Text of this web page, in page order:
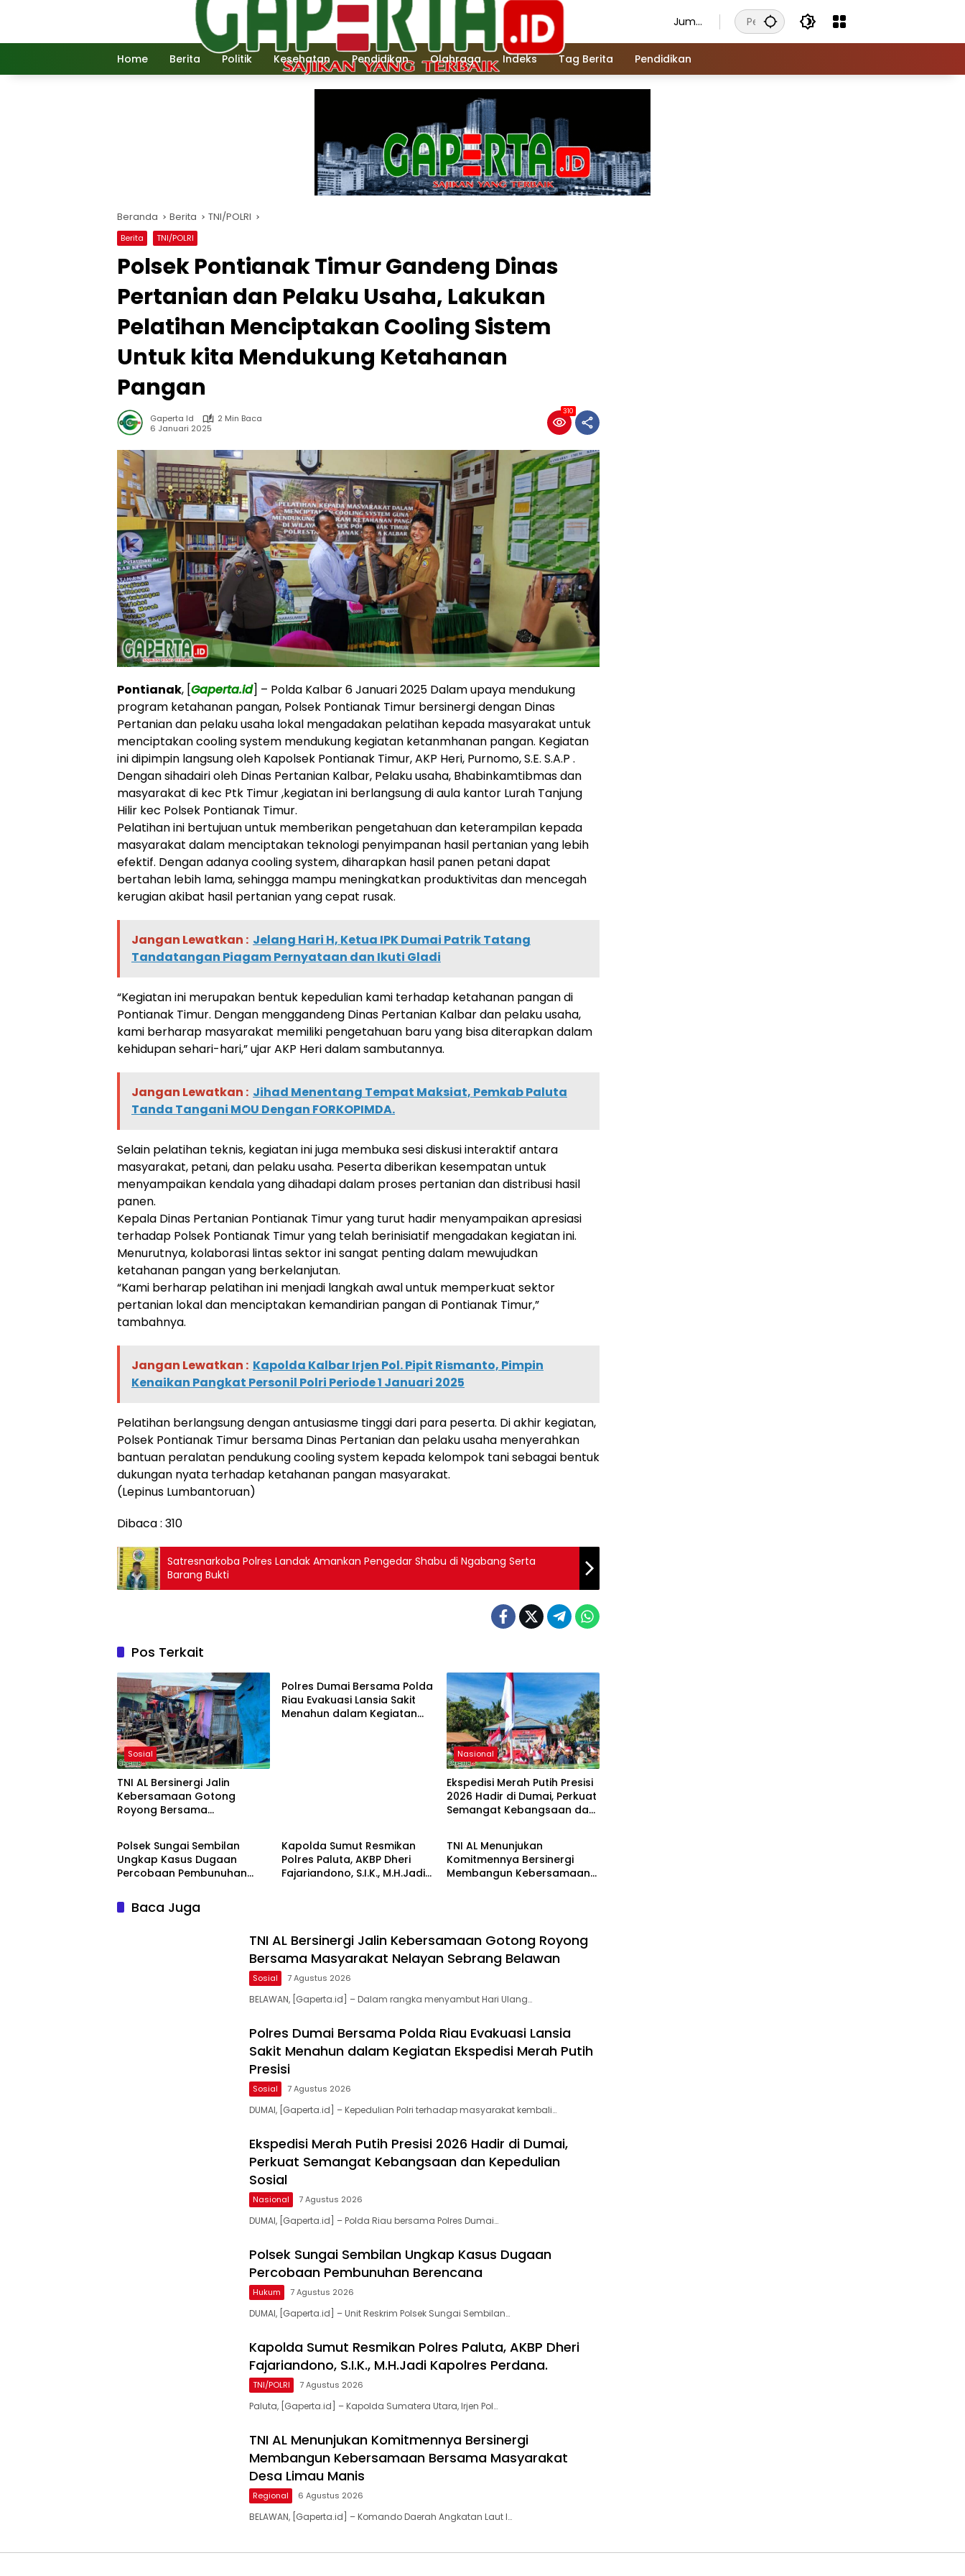
Juma
Agust
us
Home Berita Politik Kesehatan Pendidikan Olahraga Indeks Tag Berita Pendidikan
Beranda Berita TNI/POLRI
Berita TNI/POLRI
Polsek Pontianak Timur Gandeng Dinas
Pertanian dan Pelaku Usaha, Lakukan
Pelatihan Menciptakan Cooling Sistem
Untuk kita Mendukung Ketahanan
Pangan
Gaperta Id
2 Min Baca
6 Januari 2025
310
Pontianak, [Gaperta.id] – Polda Kalbar 6 Januari 2025 Dalam upaya mendukung
program ketahanan pangan, Polsek Pontianak Timur bersinergi dengan Dinas
Pertanian dan pelaku usaha lokal mengadakan pelatihan kepada masyarakat untuk
menciptakan cooling system mendukung kegiatan ketanmhanan pangan. Kegiatan
ini dipimpin langsung oleh Kapolsek Pontianak Timur, AKP Heri, Purnomo, S.E. S.A.P .
Dengan sihadairi oleh Dinas Pertanian Kalbar, Pelaku usaha, Bhabinkamtibmas dan
masyarakat di kec Ptk Timur ,kegiatan ini berlangsung di aula kantor Lurah Tanjung
Hilir kec Polsek Pontianak Timur.
Pelatihan ini bertujuan untuk memberikan pengetahuan dan keterampilan kepada
masyarakat dalam menciptakan teknologi penyimpanan hasil pertanian yang lebih
efektif. Dengan adanya cooling system, diharapkan hasil panen petani dapat
bertahan lebih lama, sehingga mampu meningkatkan produktivitas dan mencegah
kerugian akibat hasil pertanian yang cepat rusak.
Jangan Lewatkan : Jelang Hari H, Ketua IPK Dumai Patrik Tatang
Tandatangan Piagam Pernyataan dan Ikuti Gladi
“Kegiatan ini merupakan bentuk kepedulian kami terhadap ketahanan pangan di
Pontianak Timur. Dengan menggandeng Dinas Pertanian Kalbar dan pelaku usaha,
kami berharap masyarakat memiliki pengetahuan baru yang bisa diterapkan dalam
kehidupan sehari-hari,” ujar AKP Heri dalam sambutannya.
Jangan Lewatkan : Jihad Menentang Tempat Maksiat, Pemkab Paluta
Tanda Tangani MOU Dengan FORKOPIMDA.
Selain pelatihan teknis, kegiatan ini juga membuka sesi diskusi interaktif antara
masyarakat, petani, dan pelaku usaha. Peserta diberikan kesempatan untuk
menyampaikan kendala yang dihadapi dalam proses pertanian dan distribusi hasil
panen.
Kepala Dinas Pertanian Pontianak Timur yang turut hadir menyampaikan apresiasi
terhadap Polsek Pontianak Timur yang telah berinisiatif mengadakan kegiatan ini.
Menurutnya, kolaborasi lintas sektor ini sangat penting dalam mewujudkan
ketahanan pangan yang berkelanjutan.
“Kami berharap pelatihan ini menjadi langkah awal untuk memperkuat sektor
pertanian lokal dan menciptakan kemandirian pangan di Pontianak Timur,”
tambahnya.
Jangan Lewatkan : Kapolda Kalbar Irjen Pol. Pipit Rismanto, Pimpin
Kenaikan Pangkat Personil Polri Periode 1 Januari 2025
Pelatihan berlangsung dengan antusiasme tinggi dari para peserta. Di akhir kegiatan,
Polsek Pontianak Timur bersama Dinas Pertanian dan pelaku usaha menyerahkan
bantuan peralatan pendukung cooling system kepada kelompok tani sebagai bentuk
dukungan nyata terhadap ketahanan pangan masyarakat.
(Lepinus Lumbantoruan)
Dibaca : 310
Satresnarkoba Polres Landak Amankan Pengedar Shabu di Ngabang Serta
Barang Bukti
Pos Terkait
Sosial
TNI AL Bersinergi Jalin
Kebersamaan Gotong
Royong Bersama
Polres Dumai Bersama Polda
Riau Evakuasi Lansia Sakit
Menahun dalam Kegiatan
Nasional
Ekspedisi Merah Putih Presisi
2026 Hadir di Dumai, Perkuat
Semangat Kebangsaan dan
Hukum
Polsek Sungai Sembilan
Ungkap Kasus Dugaan
Percobaan Pembunuhan
Kapolda Sumut Resmikan
Polres Paluta, AKBP Dheri
Fajariandono, S.I.K., M.H.Jadi
Regional
TNI AL Menunjukan
Komitmennya Bersinergi
Membangun Kebersamaan
Baca Juga
TNI AL Bersinergi Jalin Kebersamaan Gotong Royong
Bersama Masyarakat Nelayan Sebrang Belawan
Sosial 7 Agustus 2026
BELAWAN, [Gaperta.id] – Dalam rangka menyambut Hari Ulang…
Polres Dumai Bersama Polda Riau Evakuasi Lansia
Sakit Menahun dalam Kegiatan Ekspedisi Merah Putih
Presisi
Sosial 7 Agustus 2026
DUMAI, [Gaperta.id] – Kepedulian Polri terhadap masyarakat kembali…
Ekspedisi Merah Putih Presisi 2026 Hadir di Dumai,
Perkuat Semangat Kebangsaan dan Kepedulian
Sosial
Nasional 7 Agustus 2026
DUMAI, [Gaperta.id] – Polda Riau bersama Polres Dumai…
Polsek Sungai Sembilan Ungkap Kasus Dugaan
Percobaan Pembunuhan Berencana
Hukum 7 Agustus 2026
DUMAI, [Gaperta.id] – Unit Reskrim Polsek Sungai Sembilan…
Kapolda Sumut Resmikan Polres Paluta, AKBP Dheri
Fajariandono, S.I.K., M.H.Jadi Kapolres Perdana.
TNI/POLRI 7 Agustus 2026
Paluta, [Gaperta.id] – Kapolda Sumatera Utara, Irjen Pol…
TNI AL Menunjukan Komitmennya Bersinergi
Membangun Kebersamaan Bersama Masyarakat
Desa Limau Manis
Regional 6 Agustus 2026
BELAWAN, [Gaperta.id] – Komando Daerah Angkatan Laut I…